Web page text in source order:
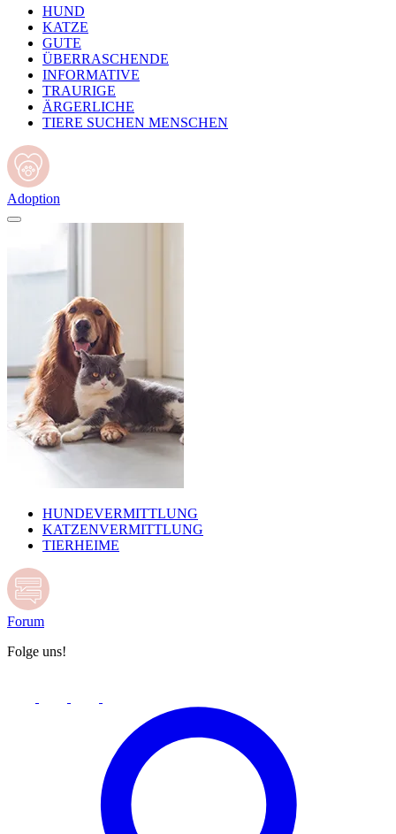
HUND
KATZE
GUTE
ÜBERRASCHENDE
INFORMATIVE
TRAURIGE
ÄRGERLICHE
TIERE SUCHEN MENSCHEN
Adoption
HUNDEVERMITTLUNG
KATZENVERMITTLUNG
TIERHEIME
Forum
Folge uns!